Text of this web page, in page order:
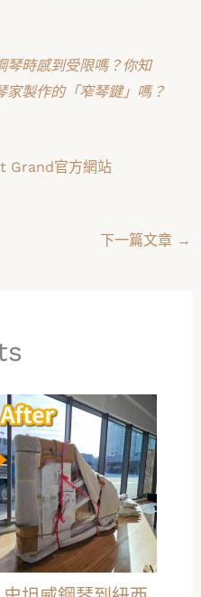
琴時感到受限嗎？你知
家製作的「窄琴鍵」嗎？
Grand官方網站
下一篇文章 →